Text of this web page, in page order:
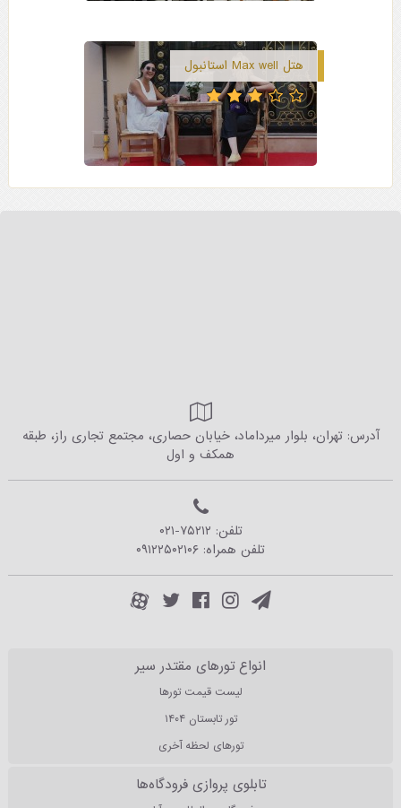
هتل Max well استانبول
آدرس: تهران، بلوار میرداماد، خیابان حصاری، مجتمع تجاری راز، طبقه
همکف و اول
تلفن: ۰۲۱-۷۵۲۱۲
تلفن همراه: ۰۹۱۲۲۵۰۲۱۰۶
انواع تورهای مقتدر سیر
لیست قیمت تورها
تور تابستان ۱۴۰۴
تورهای لحظه آخری
تابلوی پروازی فرودگاه‌ها